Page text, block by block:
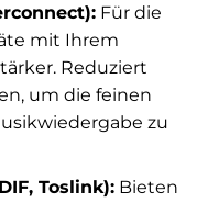
Für die
mit Ihrem
Reduziert
um die feinen
zu
Toslink):Bieten